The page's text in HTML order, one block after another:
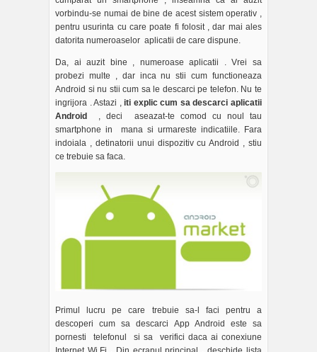
vorbindu-se numai de bine de acest sistem operativ ,
pentru usurinta cu care poate fi folosit , dar mai ales
datorita numeroaselor aplicatii de care dispune.
Da, ai auzit bine , numeroase aplicatii . Vrei sa
probezi multe , dar inca nu stii cum functioneaza
Android si nu stii cum sa le descarci pe telefon. Nu te
ingrijora . Astazi ,iti explic cum sa descarci aplicatii
Android
, deci aseazat-te comod cu noul tau
smartphone in mana si urmareste indicatiile. Fara
indoiala , detinatorii unui dispozitiv cu Android , stiu
ce trebuie sa faca.
Primul lucru pe care trebuie sa-l faci pentru a
descoperi cum sa descarci App Android este sa
pornesti telefonul si sa verifici daca ai conexiune